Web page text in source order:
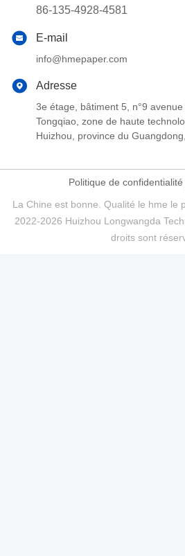
86-135-4928-4581
E-mail
info@hmepaper.com
Adresse
3e étage, bâtiment 5, n°9
Tongqiao, zone de haute
Huizhou, province du
Politique de confidentialité
La Chine est bonne. Qualité le hme le
2022-2026 Huizhou Longwangda
droits sont